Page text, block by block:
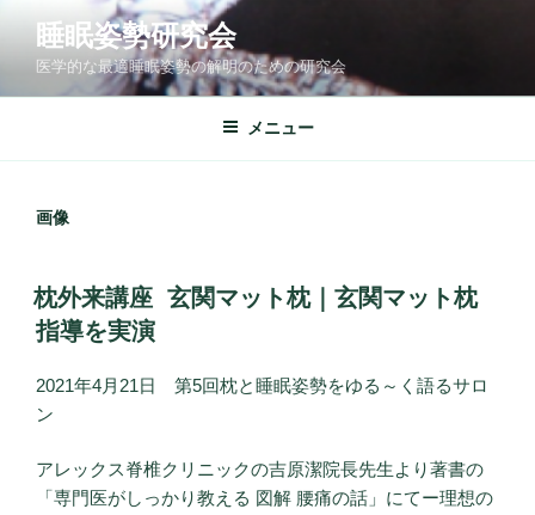
ン
へ
睡眠姿勢研究会
医学的な最適睡眠姿勢の解明のための研究会
メニュー
画像
投
稿
日:
枕外来講座 玄関マット枕｜玄関マット枕
指導を実演
2021年4月21日 第5回枕と睡眠姿勢をゆる～く語るサロ
ン
アレックス脊椎クリニックの吉原潔院長先生より著書の
「専門医がしっかり教える 図解 腰痛の話」にてー理想の